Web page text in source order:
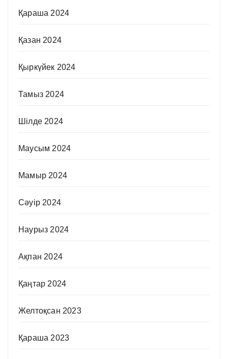
Қараша 2024
Қазан 2024
Қыркүйек 2024
Тамыз 2024
Шілде 2024
Маусым 2024
Мамыр 2024
Сәуір 2024
Наурыз 2024
Ақпан 2024
Қаңтар 2024
Желтоқсан 2023
Қараша 2023